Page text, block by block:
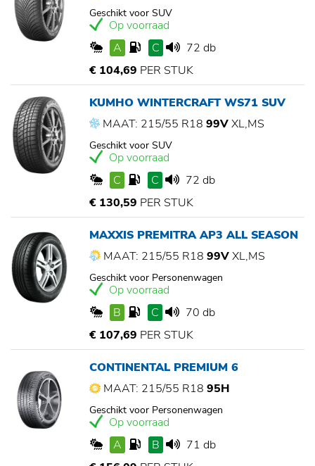
Geschikt voor SUV
Op voorraad
A
C
72 db
€ 104,69 PER STUK
KUMHO WINTERCRAFT WS71 SUV
MAAT: 215/55 R18 99VXL,MS
Geschikt voor SUV
Op voorraad
C
C
72 db
€ 130,59 PER STUK
MAXXIS PREMITRA AP3 ALL SEASON
MAAT: 215/55 R18 99VXL,MS
Geschikt voor Personenwagen
Op voorraad
B
C
70 db
€ 107,69 PER STUK
CONTINENTAL PREMIUM 6
MAAT: 215/55 R18 95H
Geschikt voor Personenwagen
Op voorraad
A
B
71 db